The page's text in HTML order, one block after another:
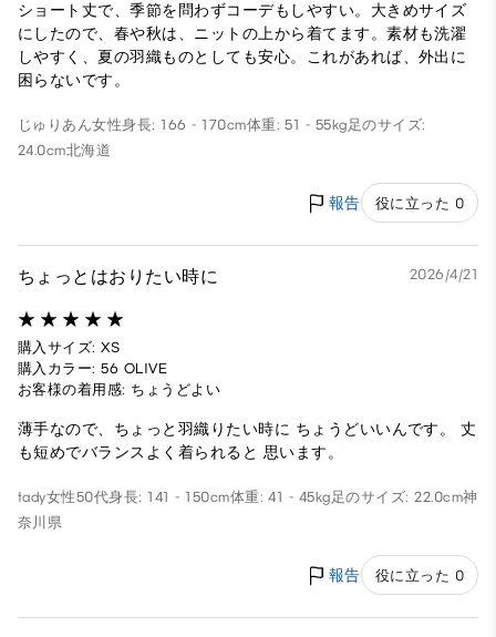
ショート丈で、季節を問わずコーデもしやすい。大きめサイズ
にしたので、春や秋は、ニットの上から着てます。素材も洗濯
しやすく、夏の羽織ものとしても安心。これがあれば、外出に
困らないです。
じゅりあん女性身長: 166 - 170cm体重: 51 - 55kg足のサイズ:
24.0cm北海道
報告 役に立った 0
ちょっとはおりたい時に 2026/4/21
購入サイズ: XS
購入カラー: 56 OLIVE
お客様の着用感: ちょうどよい
薄手なので、ちょっと羽織りたい時に ちょうどいいんです。 丈
も短めでバランスよく着られると 思います。
tady女性50代身長: 141 - 150cm体重: 41 - 45kg足のサイズ: 22.0cm神
奈川県
報告 役に立った 0